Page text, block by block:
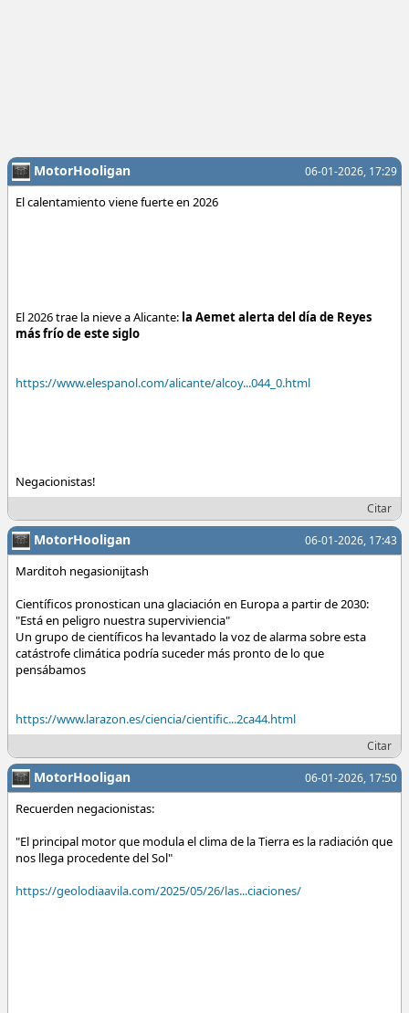
06-01-2026, 17:29
MotorHooligan
El calentamiento viene fuerte en 2026
El 2026 trae la nieve a Alicante: la Aemet alerta del día de Reyes
más frío de este siglo
https://www.elespanol.com/alicante/alcoy...044_0.html
Negacionistas!
Citar
06-01-2026, 17:43
MotorHooligan
Marditoh negasionijtash
Científicos pronostican una glaciación en Europa a partir de 2030:
"Está en peligro nuestra superviviencia"
Un grupo de científicos ha levantado la voz de alarma sobre esta
catástrofe climática podría suceder más pronto de lo que
pensábamos
https://www.larazon.es/ciencia/cientific...2ca44.html
Citar
06-01-2026, 17:50
MotorHooligan
Recuerden negacionistas:
"El principal motor que modula el clima de la Tierra es la radiación que
nos llega procedente del Sol"
https://geolodiaavila.com/2025/05/26/las...ciaciones/